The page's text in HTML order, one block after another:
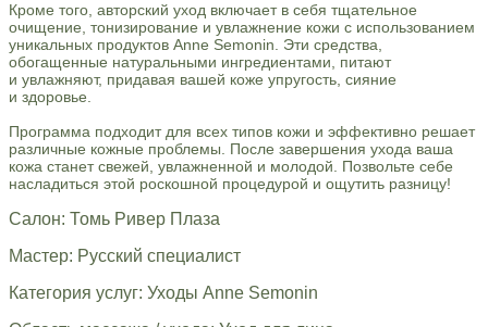
Кроме того, авторский уход включает в себя тщательное
очищение, тонизирование и увлажнение кожи с использованием
уникальных продуктов Anne Semonin. Эти средства,
обогащенные натуральными ингредиентами, питают
и увлажняют, придавая вашей коже упругость, сияние
и здоровье.
Программа подходит для всех типов кожи и эффективно решает
различные кожные проблемы. После завершения ухода ваша
кожа станет свежей, увлажненной и молодой. Позвольте себе
насладиться этой роскошной процедурой и ощутить разницу!
Салон: Томь Ривер Плаза
Мастер: Русский специалист
Категория услуг: Уходы Anne Semonin